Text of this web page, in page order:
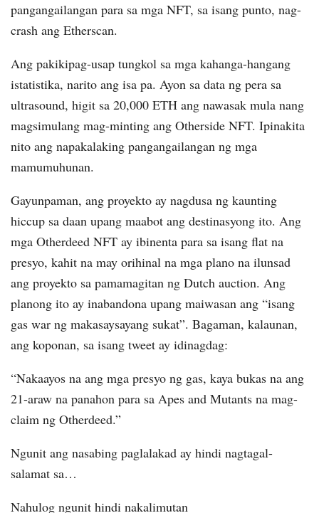
pangangailangan para sa mga NFT, sa isang punto, nag-
crash ang Etherscan.
Ang pakikipag-usap tungkol sa mga kahanga-hangang
istatistika, narito ang isa pa. Ayon sa data ng pera sa
ultrasound, higit sa 20,000 ETH ang nawasak mula nang
magsimulang mag-minting ang Otherside NFT. Ipinakita
nito ang napakalaking pangangailangan ng mga
mamumuhunan.
Gayunpaman, ang proyekto ay nagdusa ng kaunting
hiccup sa daan upang maabot ang destinasyong ito. Ang
mga Otherdeed NFT ay ibinenta para sa isang flat na
presyo, kahit na may orihinal na mga plano na ilunsad
ang proyekto sa pamamagitan ng Dutch auction. Ang
planong ito ay inabandona upang maiwasan ang “isang
gas war ng makasaysayang sukat”. Bagaman, kalaunan,
ang koponan, sa isang tweet ay idinagdag:
“Nakaayos na ang mga presyo ng gas, kaya bukas na ang
21-araw na panahon para sa Apes and Mutants na mag-
claim ng Otherdeed.”
Ngunit ang nasabing paglalakad ay hindi nagtagal-
salamat sa…
Nahulog ngunit hindi nakalimutan